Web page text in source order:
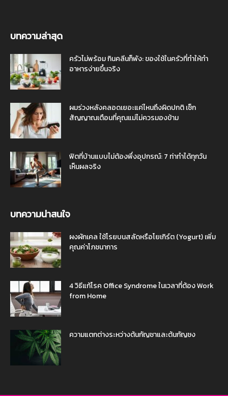
บทความล่าสุด
ครัวไม่พร้อม กินคลีนก็พัง: ของใช้ในครัวที่ทำให้ทำ
อาหารง่ายขึ้นจริง
ผมร่วงหลังคลอดเยอะแค่ไหนถึงผิดปกติ เช็ก
สัญญาณเตือนที่คุณแม่ไม่ควรมองข้าม
ฟิตที่บ้านแบบไม่ต้องพึ่งอุปกรณ์: 7 ท่าทำได้ทุกวัน
เห็นผลจริง
บทความน่าสนใจ
ผงผักเคล ใช้โรยบนสลัดหรือโยเกิร์ต (Yogurt) เพิ่ม
คุณค่าโภชนาการ
4 วิธีแก้โรค Office Syndrome ในเวลาที่ต้อง Work
from Home
ความแตกต่างระหว่างต้นกัญชาและต้นกัญชง